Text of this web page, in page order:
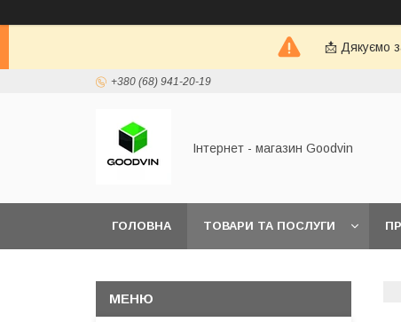
📩 Дякуємо
+380 (68) 941-20-19
Інтернет - магазин Goodvin
ГОЛОВНА ТОВАРИ ТА ПОСЛУГИ